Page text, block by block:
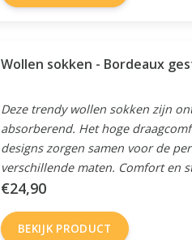
Wollen sokken - Bordeaux
Deze trendy wollen sokken zijn
absorberend. Het hoge
designs zorgen samen voor de
verschillende maten. Comfort en
€24,90
BEKIJK PRODUCT